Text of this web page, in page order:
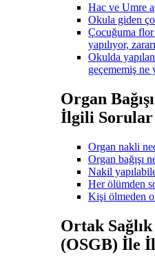
Hac ve Umre
Okula giden
Çocuğuma
yapılıyor,
Okulda
geçememiş ne
Organ
İlgili Sorular
Organ nakli
Organ bağışı
Nakil
Her ölümden
Kişi ölmeden
Ortak
(OSGB) İle